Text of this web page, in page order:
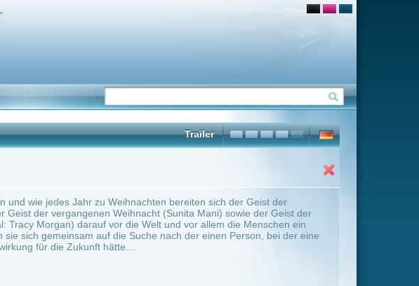
Trailer
bereiten sich der Geist der
(Sunita Mani) sowie der Geist der
die Welt und vor allem die Menschen ein
Suche nach der einen Person, bei der eine